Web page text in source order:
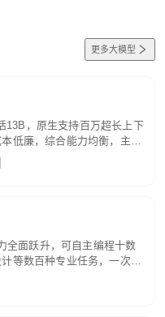
更多大模型
13B，原生支持百万超长上下
低廉，综合能力均衡，主打
容创作、基础 RAG、批量
全面跃升，可自主编程十数
等数百种专业任务，一次对
贯穿规划、执行与验证全流
析。长程任务中自主规划与